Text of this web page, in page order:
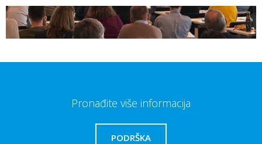
Pronađite više informacija
PODRŠKA